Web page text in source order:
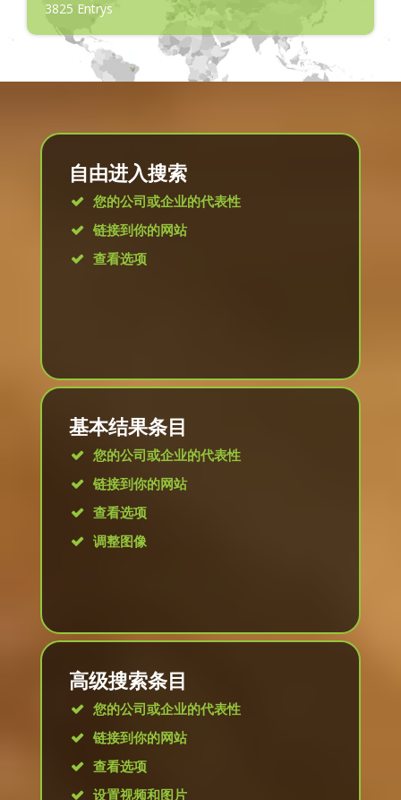
3825 Entrys
自由进入搜索
您的公司或企业的代表性
链接到你的网站
查看选项
基本结果条目
您的公司或企业的代表性
链接到你的网站
查看选项
调整图像
高级搜索条目
您的公司或企业的代表性
链接到你的网站
查看选项
设置视频和图片